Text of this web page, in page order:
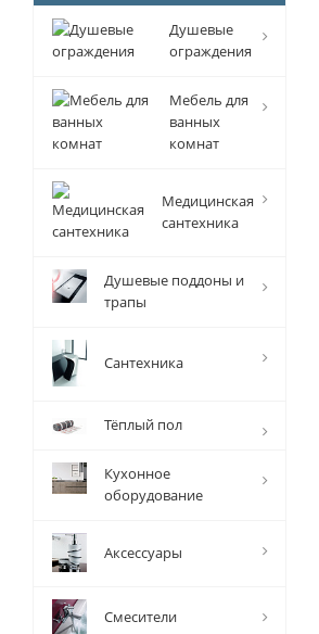
Душевые
ограждения
Мебель для
ванных
комнат
Медицинская
сантехника
Душевые поддоны и
трапы
Сантехника
Тёплый пол
Кухонное
оборудование
Аксессуары
Смесители